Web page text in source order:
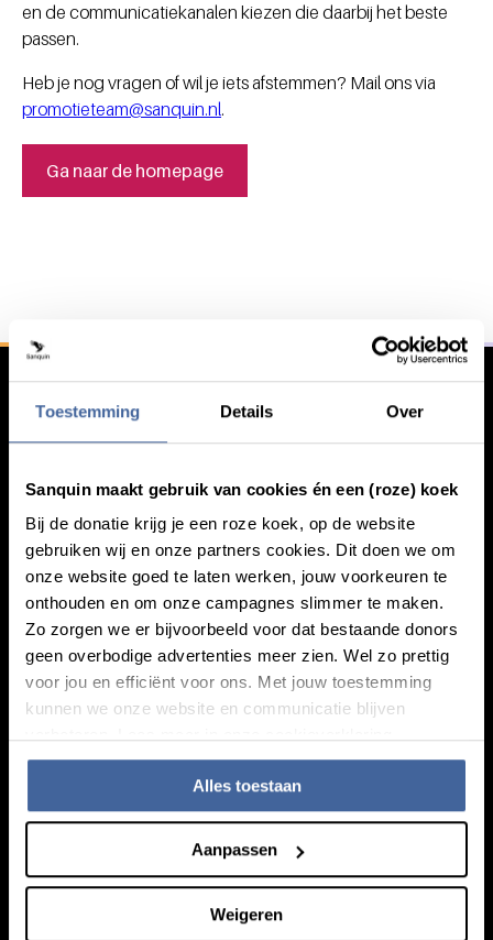
Toestemming Details Over
Sanquin maakt gebruik van cookies én een (roze) koek
Bij de donatie krijg je een roze koek, op de website
gebruiken wij en onze partners cookies. Dit doen we om
onze website goed te laten werken, jouw voorkeuren te
onthouden en om onze campagnes slimmer te maken.
Zo zorgen we er bijvoorbeeld voor dat bestaande donors
geen overbodige advertenties meer zien. Wel zo prettig
voor jou en efficiënt voor ons. Met jouw toestemming
kunnen we onze website en communicatie blijven
Alles toestaan
Aanpassen
Weigeren
en de communicatiekanalen kiezen die daarbij het beste
passen.
Heb je nog vragen of wil je iets afstemmen? Mail ons via
promotieteam@sanquin.nl.
Ga naar de homepage
Footer navigatie
Kennis
Over doneren
Alles over bloed
Speciaal voor
Onderzoekers